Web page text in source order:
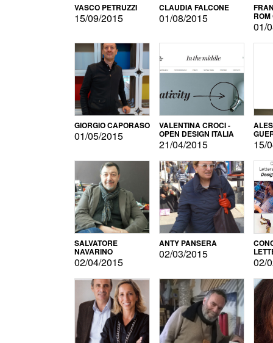
VASCO PETRUZZI
15/09/2015
CLAUDIA FALCONE
01/08/2015
01/
GIORGIO CAPORASO
01/05/2015
VALENTINA CROCI -
OPEN DESIGN ITALIA
21/04/2015 15/
SALVATORE
NAVARINO
02/04/2015
ANTY PANSERA
02/03/2015
02/